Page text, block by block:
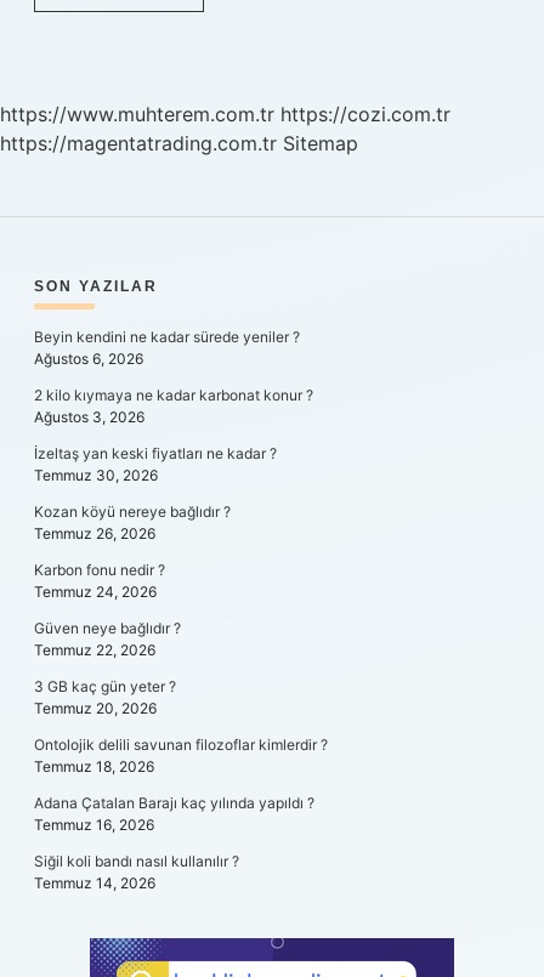
Nerede
https://www.muhterem.com.tr https://cozi.com.tr
https://magentatrading.com.tr Sitemap
SIDEBAR
SON YAZILAR
Beyin kendini ne kadar sürede yeniler ?
Ağustos 6, 2026
2 kilo kıymaya ne kadar karbonat konur ?
Ağustos 3, 2026
İzeltaş yan keski fiyatları ne kadar ?
Temmuz 30, 2026
Kozan köyü nereye bağlıdır ?
Temmuz 26, 2026
Karbon fonu nedir ?
Temmuz 24, 2026
Güven neye bağlıdır ?
Temmuz 22, 2026
3 GB kaç gün yeter ?
Temmuz 20, 2026
Ontolojik delili savunan filozoflar kimlerdir ?
Temmuz 18, 2026
Adana Çatalan Barajı kaç yılında yapıldı ?
Temmuz 16, 2026
Siğil koli bandı nasıl kullanılır ?
Temmuz 14, 2026